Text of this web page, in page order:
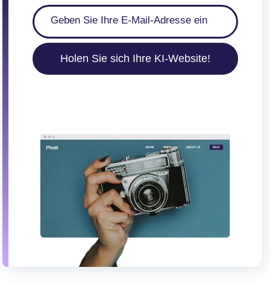
Holen Sie sich Ihre KI-Website!